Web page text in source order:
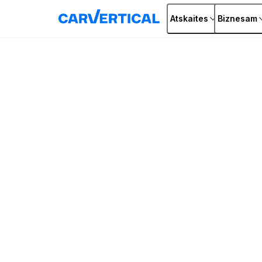
Atskaites Biznesam